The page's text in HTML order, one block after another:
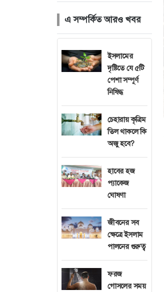
এ সম্পর্কিত আরও খবর
ইসলামের
দৃষ্টিতে যে ৫টি
পেশা সম্পূর্ণ
নিষিদ্ধ
চেহারায় কৃত্রিম
তিল থাকলে কি
অজু হবে?
হাবের হজ
প্যাকেজ
ঘোষণা
জীবনের সব
ক্ষেত্রে ইসলাম
পালনের গুরুত্ব
ফরজ
গোসলের সময়